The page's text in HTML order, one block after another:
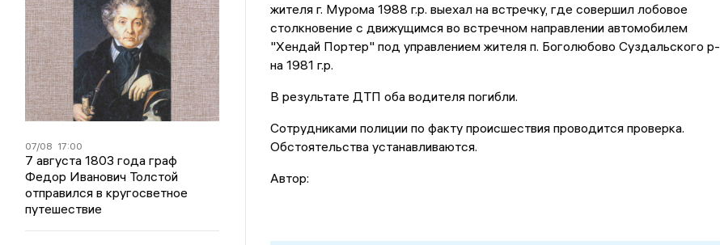
07/08 17:00
7 августа 1803 года граф
Федор Иванович Толстой
отправился в кругосветное
путешествие
жителя г. Мурома 1988 г.р. выехал на встречку, где совершил лобовое
столкновение с движущимся во встречном направлении автомобилем
"Хендай Портер" под управлением жителя п. Боголюбово Суздальского р-
на 1981 г.р.
В результате ДТП оба водителя погибли.
Сотрудниками полиции по факту происшествия проводится проверка.
Обстоятельства устанавливаются.
Автор: